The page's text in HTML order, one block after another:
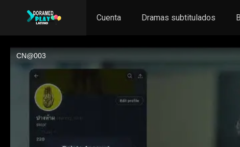
Cuenta Dramas subtitulados